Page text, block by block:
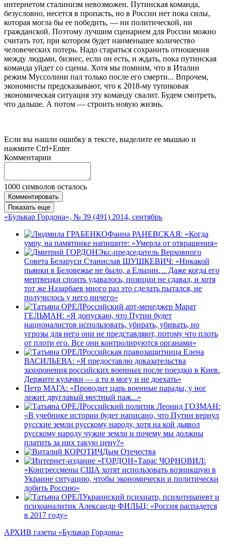
интернетом сталинизм не­­возможен. Путинская команда,
безус­лов­но, несется в пропасть, но в России нет пока силы,
которая могла бы ее победить, — ни политической, ни
гражданс­кой. Поэтому лучшим сценарием для России можно
считать тот, при котором будет наименьшее количество
человеческих потерь. Надо стараться сохранить отношения
между людьми, бизнес, если он есть, и ждать, пока путинская
команда уйдет со сцены. Хотя мы помним, что в Италии
режим Муссолини пал только после его смерти... Впрочем,
экономисты предсказывают, что к 2018-му тупиковая
экономическая ситуация эту команду свалит. Будем смотреть,
что дальше. А потом — строить новую жизнь.
Если вы нашли ошибку в тексте, выделите ее мышью и
нажмите Ctrl+Enter
Комментарии
1000 символов осталось
Комментировать
Показать еще
«Бульвар Гордона», № 39 (491) 2014, сентябрь
Фаина РАНЕВСКАЯ: «Когда
умру, на памятнике напишите: «Умерла от отвращения»
Экс-председатель Верховного
Совета Беларуси Станислав ШУШКЕВИЧ: «Никакой
пьянки в Бе­ло­вежье не было, а Ельцин… Даже когда его
мертвецки споить удавалось, позиции не сдавал, и хотя
тот же Назарбаев много раз это сделать пытался, не
получилось у него ничего»
Российский арт-менеджер Марат
ГЕЛЬМАН: «Я допускаю, что Путин будет
националистов использовать, убирать, убивать, но
угрозы для него они не представляют, потому что плоть
от плоти его. Все они контролируются органами»
Российская правозащитница Елена
ВАСИЛЬЕВА: «Я предоставлю доказательства
захоронения российских военных после поездки в Киев.
Держите кулачки — а то я могу и не доехать»
Петр МАГА: «Проводит царь военные парады, у ног
лежит двуглавый местный паж...»
Российский политик Леонид ГОЗМАН:
«В учебнике истории будет написано, что Путин вернул
русские земли русскому народу, хотя на кой дьявол
русскому народу чужие земли и почему мы должны
платить за них такую цену?»
Дым Отечества
Тарас ЧОРНОВИЛ:
«Конгрессмены США хотят использовать возникшую в
Украине ситуацию, чтобы экономически и политически
добить Россию»
Украинский психиатр, психотерапевт и
психоаналитик Александр ФИЛЬЦ: «Россия распадется
в 2017 году»
АРХИВ газеты «Бульвар Гордона»